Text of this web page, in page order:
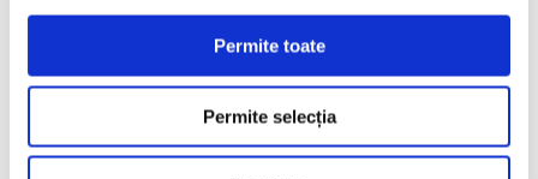
Permite toate
Permite selecția
Iunie 2024
Aprilie 2024